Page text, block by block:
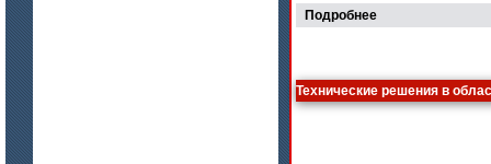
Подробнее
Технические решения в